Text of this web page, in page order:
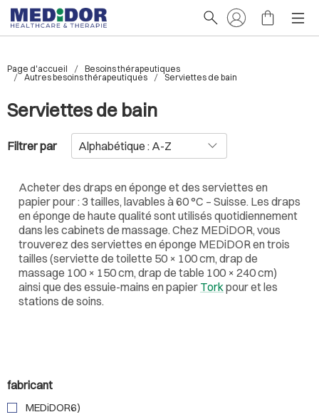
Page d'accueil
Besoins thérapeutiques
Autres besoins thérapeutiques
Serviettes de bain
Serviettes de bain
Filtrer par
Acheter des draps en éponge et des serviettes en
papier pour : 3 tailles, lavables à 60 °C – Suisse. Les draps
en éponge de haute qualité sont utilisés quotidiennement
dans les cabinets de massage. Chez MEDiDOR, vous
trouverez des serviettes en éponge MEDiDOR en trois
tailles (serviette de toilette 50 × 100 cm, drap de
massage 100 × 150 cm, drap de table 100 × 240 cm)
ainsi que des essuie-mains en papier Torkpour et les
stations de soins.
fabricant
MEDiDOR6)